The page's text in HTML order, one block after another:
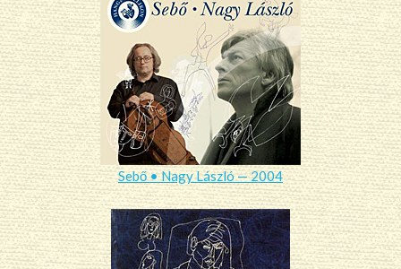
Sebő • Nagy László — 2004